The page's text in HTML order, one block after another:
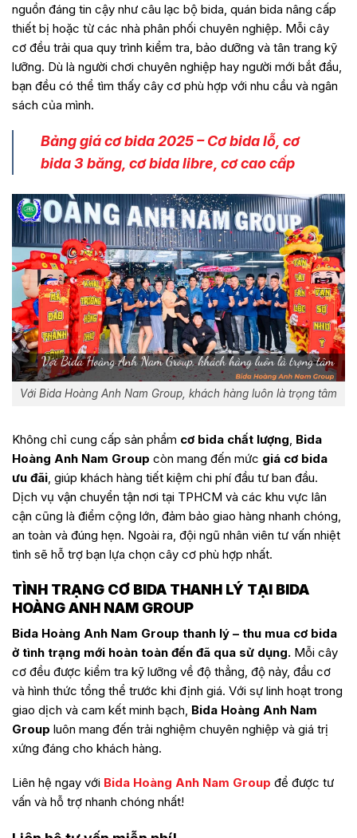
nguồn đáng tin cậy như câu lạc bộ bida, quán bida nâng cấp
thiết bị hoặc từ các nhà phân phối chuyên nghiệp. Mỗi cây
cơ đều trải qua quy trình kiểm tra, bảo dưỡng và tân trang kỹ
lưỡng. Dù là người chơi chuyên nghiệp hay người mới bắt đầu,
bạn đều có thể tìm thấy cây cơ phù hợp với nhu cầu và ngân
sách của mình.
Bảng giá cơ bida 2025 – Cơ bida lỗ, cơ
bida 3 băng, cơ bida libre, cơ cao cấp
Với Bida Hoàng Anh Nam Group, khách hàng luôn là trọng tâm
Không chỉ cung cấp sản phẩm cơ bida chất lượng, Bida
Hoàng Anh Nam Group còn mang đến mức giá cơ bida
ưu đãi, giúp khách hàng tiết kiệm chi phí đầu tư ban đầu.
Dịch vụ vận chuyển tận nơi tại TPHCM và các khu vực lân
cận cũng là điểm cộng lớn, đảm bảo giao hàng nhanh chóng,
an toàn và đúng hẹn. Ngoài ra, đội ngũ nhân viên tư vấn nhiệt
tình sẽ hỗ trợ bạn lựa chọn cây cơ phù hợp nhất.
TÌNH TRẠNG CƠ BIDA THANH LÝ TẠI BIDA
HOÀNG ANH NAM GROUP
Bida Hoàng Anh Nam Group thanh lý – thu mua cơ bida
ở tình trạng mới hoàn toàn đến đã qua sử dụng. Mỗi cây
cơ đều được kiểm tra kỹ lưỡng về độ thẳng, độ nảy, đầu cơ
và hình thức tổng thể trước khi định giá. Với sự linh hoạt trong
giao dịch và cam kết minh bạch, Bida Hoàng Anh Nam
Group luôn mang đến trải nghiệm chuyên nghiệp và giá trị
xứng đáng cho khách hàng.
Liên hệ ngay với Bida Hoàng Anh Nam Group để được tư
vấn và hỗ trợ nhanh chóng nhất!